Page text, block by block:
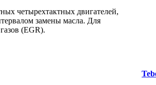
четырехтактных двигателей,
замены масла. Для
(EGR).